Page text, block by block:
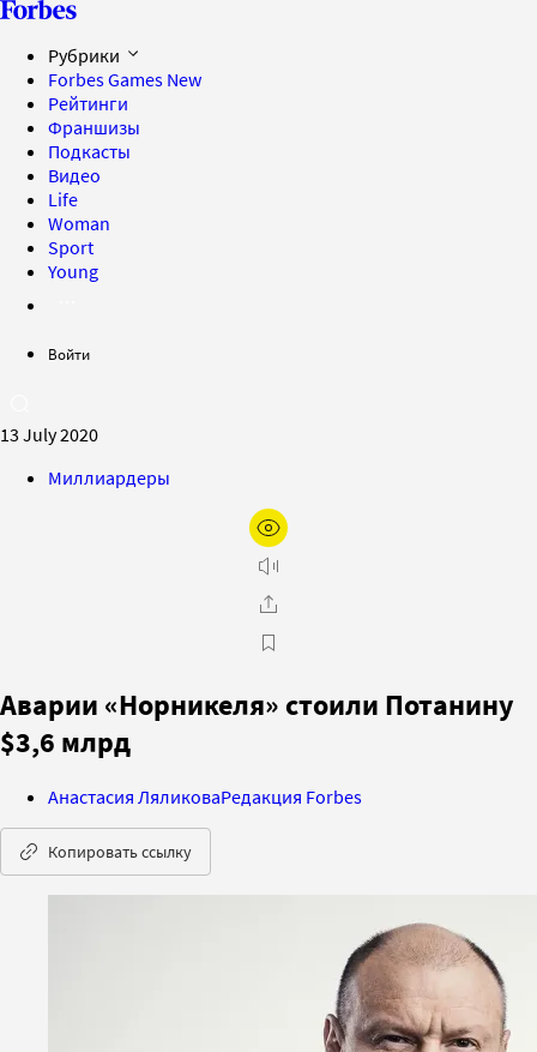
Рубрики
Forbes Games New
Рейтинги
Франшизы
Подкасты
Видео
Life
Woman
Sport
Young
Войти
13 July 2020
Миллиардеры
Аварии «Норникеля» стоили Потанину
$3,6 млрд
Анастасия ЛяликоваРедакция Forbes
Копировать ссылку